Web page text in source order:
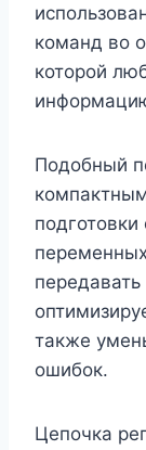
команд во
которой
Подобный
также
ошибок.
Цепочка